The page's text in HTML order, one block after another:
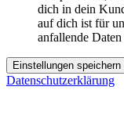
dich in dein
auf dich ist für
anfallende
Einstellungen speichern
Datenschutzerklärung